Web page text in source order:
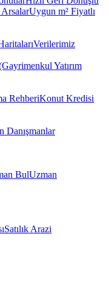
ArsalarUygun m² Fiyatlı
Verilerimiz
Yatırım
RehberiKonut Kredisi
Danışmanlar
BulUzman
Satılık Arazi